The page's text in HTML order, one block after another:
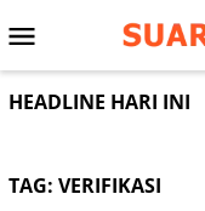
ke
Menu
Mobile
HEADLINE HARI INI
TAG: VERIFIKASI